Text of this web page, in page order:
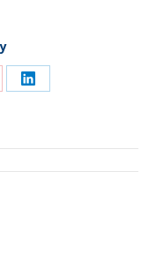
Share
LinkedIn